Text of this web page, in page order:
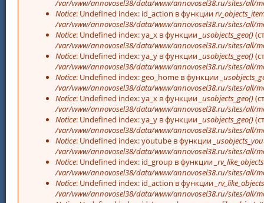
/var/www/annovosel38/data/www/annovosel38.ru/sites/all/
Notice: Undefined index: id_action в функции
/var/www/annovosel38/data/www/annovosel38.ru/sites/all/
Notice: Undefined index: ya_x в функции _usobjects_geo()
/var/www/annovosel38/data/www/annovosel38.ru/sites/all/
Notice: Undefined index: ya_y в функции _usobjects_geo()
/var/www/annovosel38/data/www/annovosel38.ru/sites/all/
Notice: Undefined index: geo_home в функции
/var/www/annovosel38/data/www/annovosel38.ru/sites/all/
Notice: Undefined index: ya_x в функции _usobjects_geo()
/var/www/annovosel38/data/www/annovosel38.ru/sites/all/
Notice: Undefined index: ya_y в функции _usobjects_geo()
/var/www/annovosel38/data/www/annovosel38.ru/sites/all/
Notice: Undefined index: youtube в функции
/var/www/annovosel38/data/www/annovosel38.ru/sites/all/
Notice: Undefined index: id_group в функции
/var/www/annovosel38/data/www/annovosel38.ru/sites/all/
Notice: Undefined index: id_action в функции
/var/www/annovosel38/data/www/annovosel38.ru/sites/all/